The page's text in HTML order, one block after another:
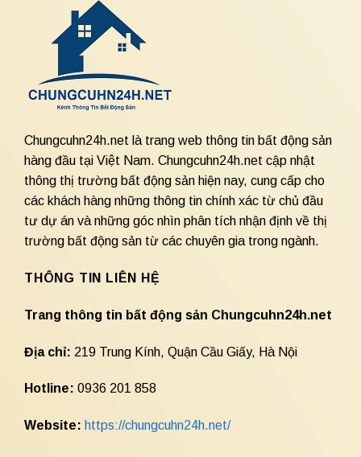
Chungcuhn24h.net là trang web thông tin bất động sản
hàng đầu tại Việt Nam. Chungcuhn24h.net cập nhật
thông thị trường bất động sản hiện nay, cung cấp cho
các khách hàng những thông tin chính xác từ chủ đầu
tư dự án và những góc nhìn phân tích nhận định về thị
trường bất động sản từ các chuyên gia trong ngành.
THÔNG TIN LIÊN HỆ
Trang thông tin bất động sản Chungcuhn24h.net
Địa chỉ: 219 Trung Kính, Quận Cầu Giấy, Hà Nội
Hotline: 0936 201 858
Website: https://chungcuhn24h.net/